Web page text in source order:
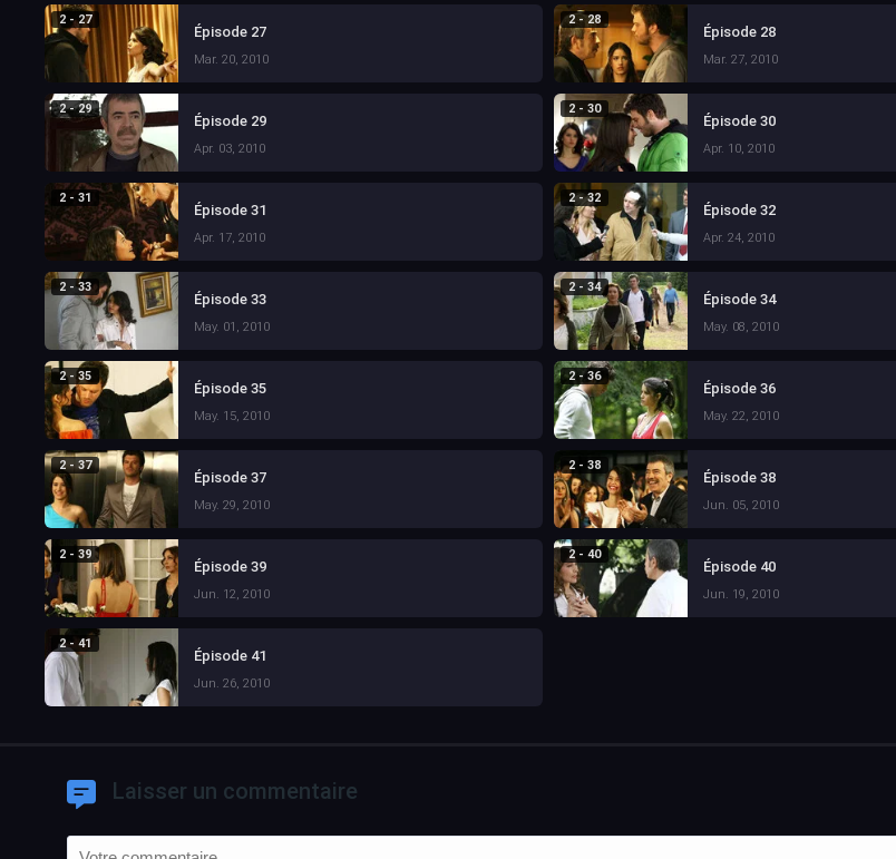
2 - 27
Épisode 27
Mar. 20, 2010
2 - 28
Épisode 28
Mar. 27, 2010
2 - 29
Épisode 29
Apr. 03, 2010
2 - 30
Épisode 30
Apr. 10, 2010
2 - 31
Épisode 31
Apr. 17, 2010
2 - 32
Épisode 32
Apr. 24, 2010
2 - 33
Épisode 33
May. 01, 2010
2 - 34
Épisode 34
May. 08, 2010
2 - 35
Épisode 35
May. 15, 2010
2 - 36
Épisode 36
May. 22, 2010
2 - 37
Épisode 37
May. 29, 2010
2 - 38
Épisode 38
Jun. 05, 2010
2 - 39
Épisode 39
Jun. 12, 2010
2 - 40
Épisode 40
Jun. 19, 2010
2 - 41
Épisode 41
Jun. 26, 2010
Laisser un commentaire